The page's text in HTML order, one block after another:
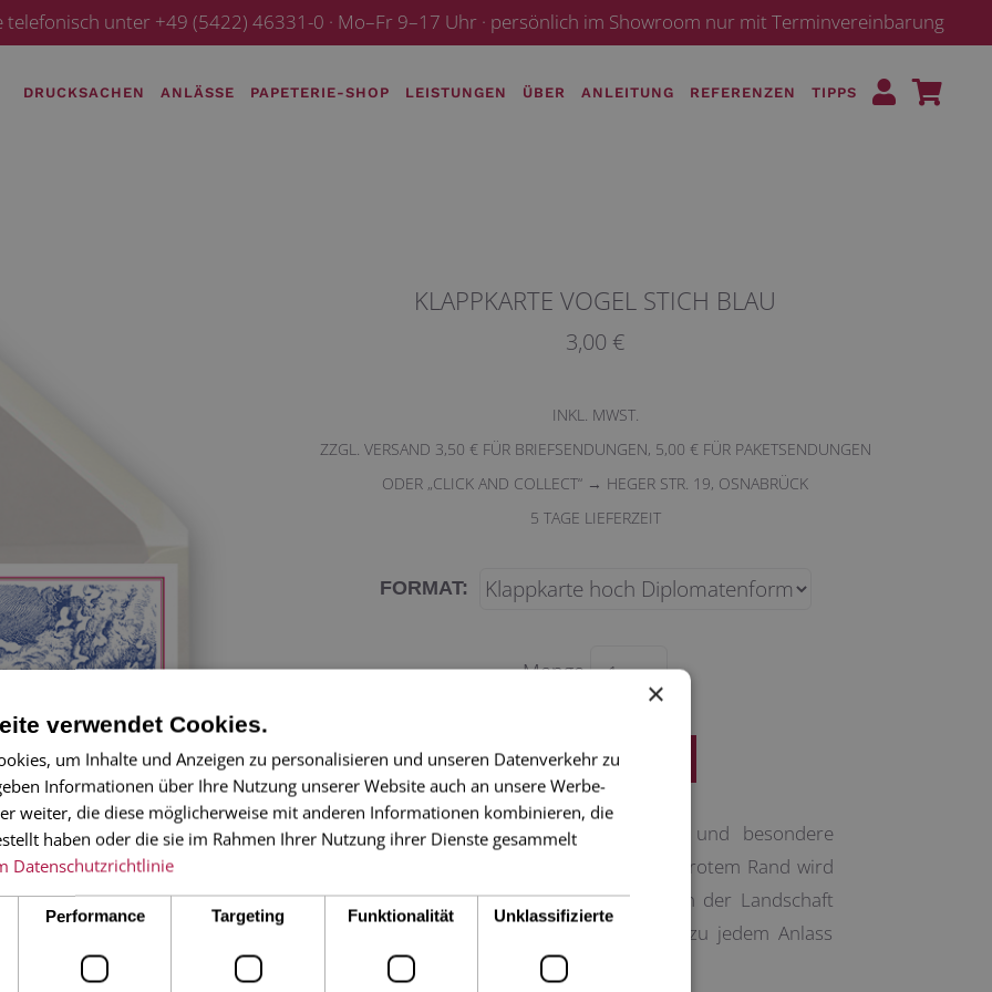
telefonisch unter +49 (5422) 46331-0 · Mo–Fr 9–17 Uhr · persönlich im Showroom nur mit Terminvereinbarung
DRUCKSACHEN ANLÄSSE PAPETERIE-SHOP LEISTUNGEN ÜBER ANLEITUNG REFERENZEN TIPPS
KLAPPKARTE VOGEL STICH BLAU
3,00 €
INKL. MWST.
ZZGL. VERSAND 3,50 € FÜR BRIEFSENDUNGEN, 5,00 € FÜR PAKETSENDUNGEN
ODER „CLICK AND COLLECT“ → HEGER STR. 19, OSNABRÜCK
5 TAGE LIEFERZEIT
FORMAT:
Menge
Eine wunderschöne, sehr klassische und besondere
Karte: durch die blaue Einfärbung mit rotem Rand wird
der historische Stich mit dem Vogel in der Landschaft
zum modernen Hingucker und kann zu jedem Anlass
versendet und verschenkt werden.
×
verwendet Cookies.
um Inhalte und Anzeigen zu personalisieren und unseren Datenverkehr zu
Informationen über Ihre Nutzung unserer Website auch an unsere Werbe-
weiter, die diese möglicherweise mit anderen Informationen kombinieren, die
haben oder die sie im Rahmen Ihrer Nutzung ihrer Dienste gesammelt
Datenschutzrichtlinie
Performance Targeting Funktionalität Unklassifizierte